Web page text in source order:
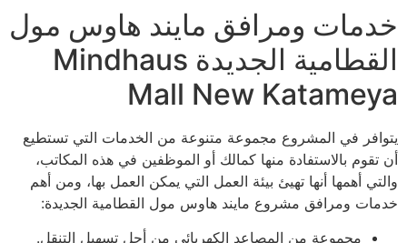
خدمات ومرافق مايند هاوس مول
القطامية الجديدة Mindhaus
Mall New Katameya
يتوافر في المشروع مجموعة متنوعة من الخدمات التي تستطيع
أن تقوم بالاستفادة منها كمالك أو الموظفين في هذه المكاتب،
والتي أهمها أنها تهيئ بيئة العمل التي يمكن العمل بها، ومن أهم
خدمات ومرافق مشروع مايند هاوس مول القطامية الجديدة:
مجموعة من المصاعد الكهربائي من أجل تسهيل التنقل.